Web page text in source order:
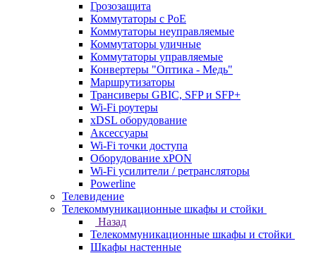
Грозозащита
Коммутаторы c PoE
Коммутаторы неуправляемые
Коммутаторы уличные
Коммутаторы управляемые
Конвертеры "Оптика - Медь"
Маршрутизаторы
Трансиверы GBIC, SFP и SFP+
Wi-Fi роутеры
xDSL оборудование
Аксессуары
Wi-Fi точки доступа
Оборудование хPON
Wi-Fi усилители / ретрансляторы
Powerline
Телевидение
Телекоммуникационные шкафы и стойки
Назад
Телекоммуникационные шкафы и стойки
Шкафы настенные